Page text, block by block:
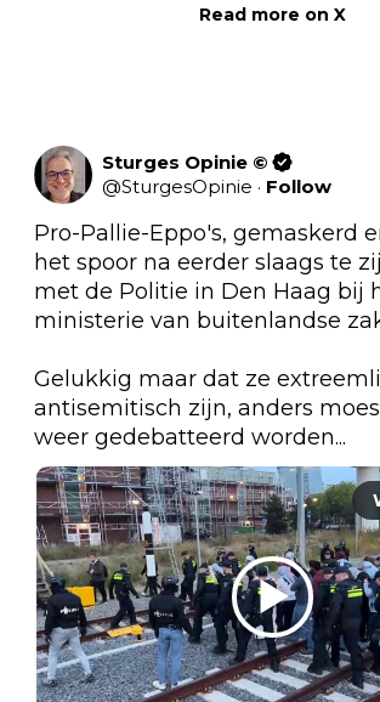
Read more on X
Sturges Opinie ©
@SturgesOpinie · Follow
Pro-Pallie-Eppo's, gemaskerd
het spoor na eerder slaags te
met de Politie in Den Haag bij
ministerie van buitenlandse
Gelukkig maar dat ze
antisemitisch zijn, anders
weer gedebatteerd worden...